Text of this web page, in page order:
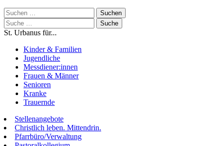
Suchen
nach:
Suche
nach:
St. Urbanus für...
Kinder & Familien
Jugendliche
Messdiener:innen
Frauen & Männer
Senioren
Kranke
Trauernde
Stellenangebote
Christlich leben. Mittendrin.
Pfarrbüro/Verwaltung